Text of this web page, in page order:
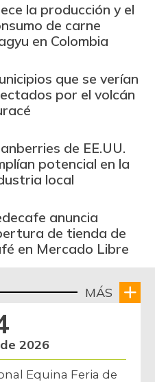
la producción y el
de carne
en Colombia
que se verían
por el volcán
de EE.UU.
potencial en la
local
anuncia
de tienda de
en Mercado Libre
MÁS
2026
Equina Feria de